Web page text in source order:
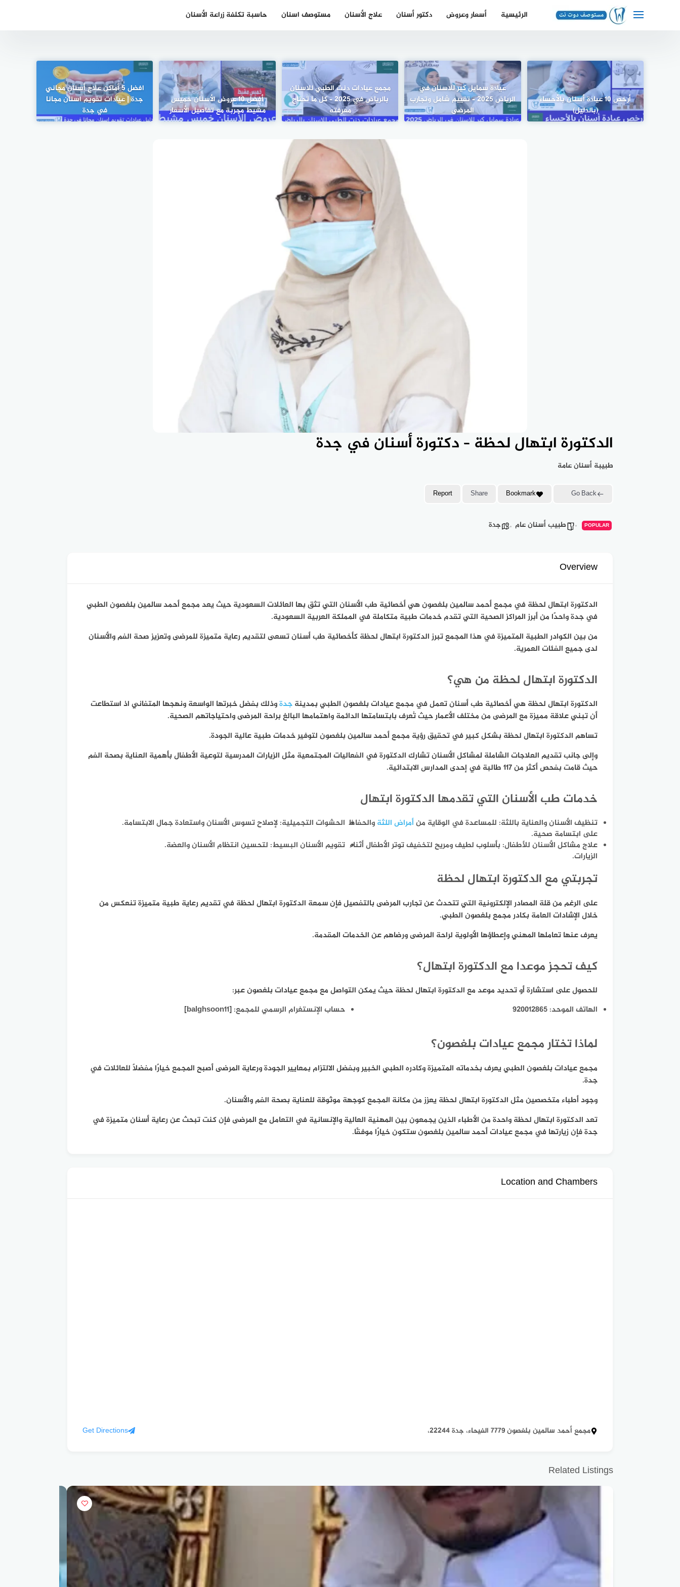
الرئيسية أسعار وعروض دكتور أسنان علاج الأسنان مستوصف اسنان حاسبة تكلفة زراعة الأسنان
أرخص 10 عيادة أسنان بالأحساء
(بالدليل)
عيادة سمايل كير للاسنان في
الرياض 2025 – تقييم شامل وتجارب
المرضى
مجمع عيادات دنت الطبي للاسنان
بالرياض في 2025 – كل ما تحتاج
معرفته
أفضل 10 عروض الأسنان خميس
مشيط مجربة مع تفاصيل الأسعار
افضل 5 أماكن علاج أسنان مجاني
جدة | عيادات تقويم اسنان مجانا
في جدة
الدكتورة ابتهال لحظة – دكتورة أسنان في جدة
طبيبة أسنان عامة
Go Back
Bookmark
Share
Report
POPULAR طبيب أسنان عام جدة
Overview
الدكتورة ابتهال لحظة في مجمع أحمد سالمين بلغصون هي أخصائية طب الأسنان التي تثق بها العائلات السعودية حيث يعد مجمع أحمد سالمين بلغصون الطبي
في جدة واحدًا من أبرز المراكز الصحية التي تقدم خدمات طبية متكاملة في المملكة العربية السعودية.
من بين الكوادر الطبية المتميزة في هذا المجمع تبرز الدكتورة ابتهال لحظة كأخصائية طب أسنان تسعى لتقديم رعاية متميزة للمرضى وتعزيز صحة الفم والأسنان
لدى جميع الفئات العمرية.
الدكتورة ابتهال لحظة من هي؟
الدكتورة ابتهال لحظة هي أخصائية طب أسنان تعمل في مجمع عيادات بلغصون الطبي بمدينة جدةوذلك بفضل خبرتها الواسعة ونهجها المتفاني اذ استطاعت
أن تبني علاقة مميزة مع المرضى من مختلف الأعمار حيث تُعرف بابتسامتها الدائمة واهتمامها البالغ براحة المرضى واحتياجاتهم الصحية.
تساهم الدكتورة ابتهال لحظة بشكل كبير في تحقيق رؤية مجمع أحمد سالمين بلغصون لتوفير خدمات طبية عالية الجودة.
وإلى جانب تقديم العلاجات الشاملة لمشاكل الأسنان تشارك الدكتورة في الفعاليات المجتمعية مثل الزيارات المدرسية لتوعية الأطفال بأهمية العناية بصحة الفم
حيث قامت بفحص أكثر من 117 طالبة في إحدى المدارس الابتدائية.
خدمات طب الأسنان التي تقدمها الدكتورة ابتهال
تنظيف الأسنان والعناية باللثة: للمساعدة في الوقاية منأمراض اللثة والحفاظ
على ابتسامة صحية.
الحشوات التجميلية: لإصلاح تسوس الأسنان واستعادة جمال الابتسامة.
علاج مشاكل الأسنان للأطفال: بأسلوب لطيف ومريح لتخفيف توتر الأطفال أثناء
الزيارات.
تقويم الأسنان البسيط: لتحسين انتظام الأسنان والعضة.
تجربتي مع الدكتورة ابتهال لحظة
على الرغم من قلة المصادر الإلكترونية التي تتحدث عن تجارب المرضى بالتفصيل فإن سمعة الدكتورة ابتهال لحظة في تقديم رعاية طبية متميزة تنعكس من
خلال الإشادات العامة بكادر مجمع بلغصون الطبي.
يعرف عنها تعاملها المهني وإعطاؤها الأولوية لراحة المرضى ورضاهم عن الخدمات المقدمة.
كيف تحجز موعدا مع الدكتورة ابتهال؟
للحصول على استشارة أو تحديد موعد مع الدكتورة ابتهال لحظة حيث يمكن التواصل مع مجمع عيادات بلغصون عبر:
الهاتف الموحد: 920012865 حساب الإنستغرام الرسمي للمجمع: [balghsoon11
]
لماذا تختار مجمع عيادات بلغصون؟
مجمع عيادات بلغصون الطبي يعرف بخدماته المتميزة وكادره الطبي الخبير وبفضل الالتزام بمعايير الجودة ورعاية المرضى أصبح المجمع خيارًا مفضلًا للعائلات في
جدة.
وجود أطباء متخصصين مثل الدكتورة ابتهال لحظة يعزز من مكانة المجمع كوجهة موثوقة للعناية بصحة الفم والأسنان.
تعد الدكتورة ابتهال لحظة واحدة من الأطباء الذين يجمعون بين المهنية العالية والإنسانية في التعامل مع المرضى فإن كنت تبحث عن رعاية أسنان متميزة في
جدة فإن زيارتها في مجمع عيادات أحمد سالمين بلغصون ستكون خيارًا موفقًا.
Location and Chambers
مجمع أحمد سالمين بلغصون 7779 الفيحاء، جدة 22244، Get Directions
Related Listings